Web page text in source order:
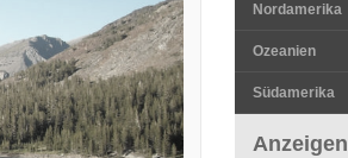
Nordamerika
Ozeanien
Südamerika
Anzeigen